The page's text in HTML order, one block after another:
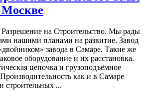
на Строительство. Мы рады
нашими планами на развитие. Завод
завода в Самаре. Такие же
оборудование и их расстановка.
цепочка и грузоподъёмное
как и в Самаре
строительных ...